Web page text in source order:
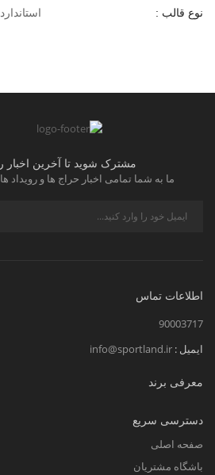
نوع قالب : استاندارد
مشترک شوید تا آخرین اخبار
ما به شما تمامی اخبار حراج ها و رویداد
اطلاعات تماس
90003717
ایمیل : info@sportland.ir
معرفی برند
دسترسی سریع
صفحه اصلی
باشگاه مشتریان